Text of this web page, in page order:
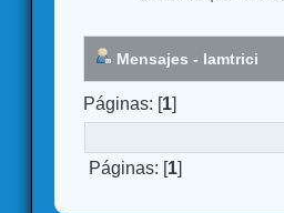
Mensajes - Iamtrici
Páginas: [1]
Páginas: [1]